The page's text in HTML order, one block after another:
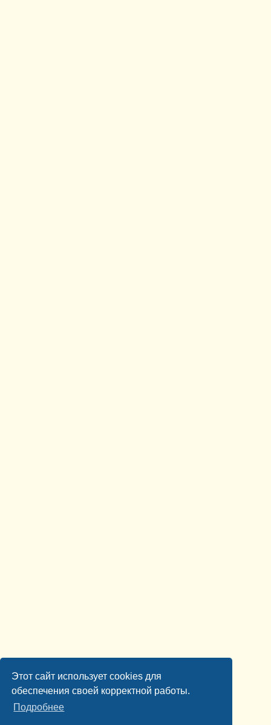
Этот сайт использует cookies для
обеспечения своей корректной работы.
Подробнее